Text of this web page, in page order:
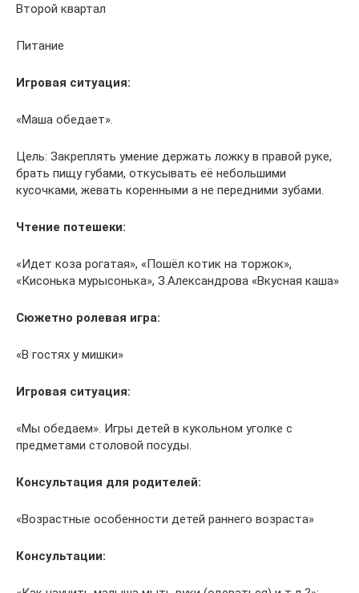
Второй квартал
Питание
Игровая ситуация:
«Маша обедает».
Цель: Закреплять умение держать ложку в правой руке,
брать пищу губами, откусывать её небольшими
кусочками, жевать коренными а не передними зубами.
Чтение потешеки:
«Идет коза рогатая», «Пошёл котик на торжок»,
«Кисонька мурысонька», З.Александрова «Вкусная каша»
Сюжетно ролевая игра:
«В гостях у мишки»
Игровая ситуация:
«Мы обедаем». Игры детей в кукольном уголке с
предметами столовой посуды.
Консультация для родителей:
«Возрастные особенности детей раннего возраста»
Консультации: